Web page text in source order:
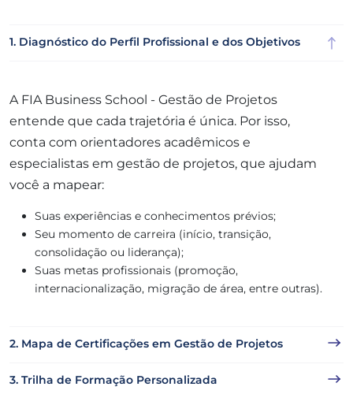
1. Diagnóstico do Perfil Profissional e dos Objetivos
A FIA Business School - Gestão de Projetos
entende que cada trajetória é única. Por isso,
conta com orientadores acadêmicos e
especialistas em gestão de projetos, que ajudam
você a mapear:
Suas experiências e conhecimentos prévios;
Seu momento de carreira (início, transição,
consolidação ou liderança);
Suas metas profissionais (promoção,
internacionalização, migração de área, entre outras).
2. Mapa de Certificações em Gestão de Projetos
3. Trilha de Formação Personalizada